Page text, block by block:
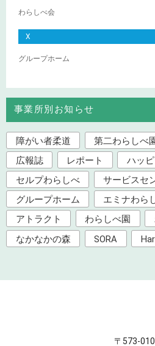
わらしべ会
X
グループホーム
事業所別お知らせ
障がい者柔道 第二わらしべ
広報誌
レポート
ハッ
セルプわらしべ
サービスセ
グループホーム
エミナわら
アトラクト
わらしべ園
なかなかの森
SORA
〒573-